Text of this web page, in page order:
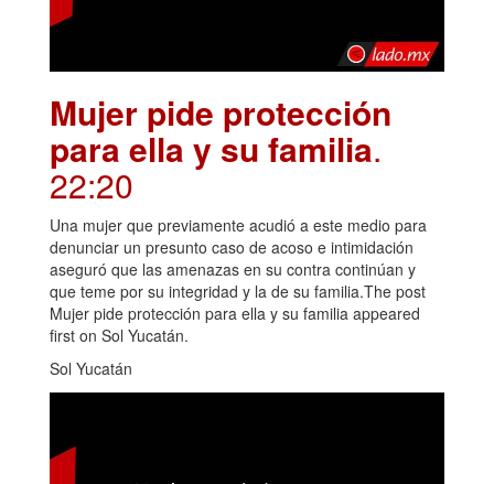
Mujer pide protección
para ella y su familia.
22:20
Una mujer que previamente acudió a este medio para
denunciar un presunto caso de acoso e intimidación
aseguró que las amenazas en su contra continúan y
que teme por su integridad y la de su familia.The post
Mujer pide protección para ella y su familia appeared
first on Sol Yucatán.
Sol Yucatán